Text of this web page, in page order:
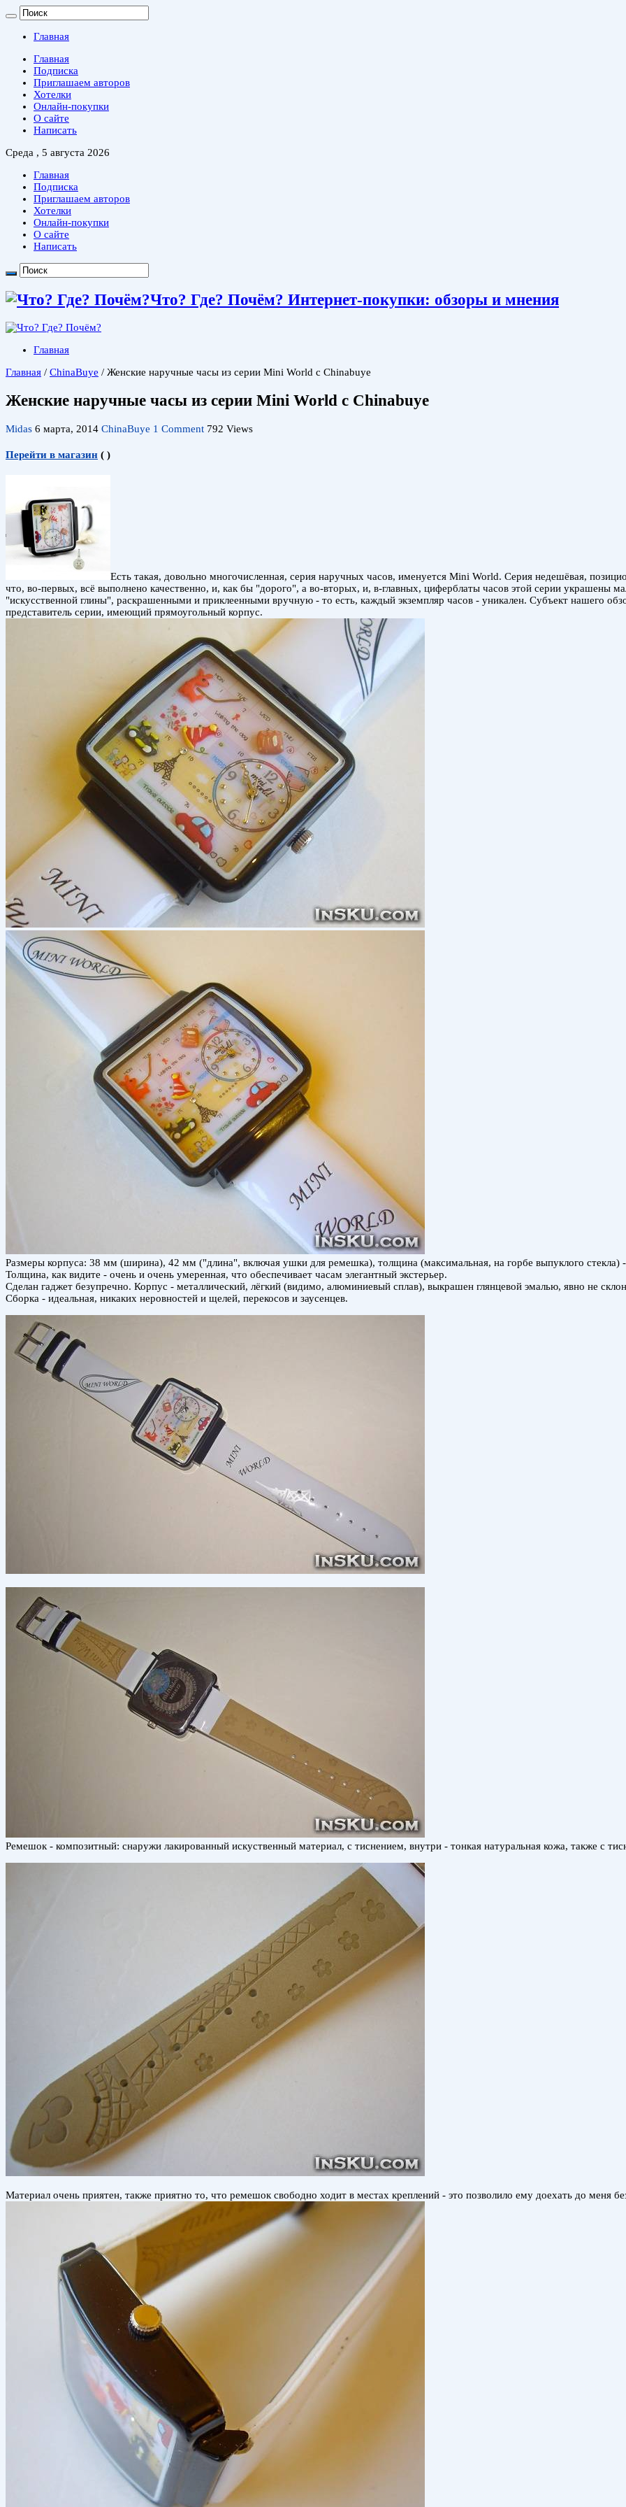
Главная
Главная
Подписка
Приглашаем авторов
Хотелки
Онлайн-покупки
О сайте
Написать
Среда , 5 августа 2026
Главная
Подписка
Приглашаем авторов
Хотелки
Онлайн-покупки
О сайте
Написать
Что? Где? Почём? Интернет-покупки: обзоры и мнения
Главная
Главная / ChinaBuye / Женские наручные часы из серии Mini World c Chinabuye
Женские наручные часы из серии Mini World c Chinabuye
Midas 6 марта, 2014 ChinaBuye 1 Comment 792 Views
Перейти в магазин ( )
Есть такая, довольно многочисленная, серия наручных часов, именуется Mini World. Серия недешёвая,
что, во-первых, всё выполнено качественно, и, как бы "дорого", а во-вторых, и, в-главных, циферблаты часов этой серии украшены
"искусственной глины", раскрашенными и приклеенными вручную - то есть, каждый экземпляр часов - уникален. Субъект нашего
представитель серии, имеющий прямоугольный корпус.
Размеры корпуса: 38 мм (ширина), 42 мм ("длина", включая ушки для ремешка), толщина (максимальная, на горбе выпуклого стекла)
Толщина, как видите - очень и очень умеренная, что обеспечивает часам элегантный экстерьер.
Сделан гаджет безупречно. Корпус - металлический, лёгкий (видимо, алюминиевый сплав), выкрашен глянцевой эмалью, явно не
Сборка - идеальная, никаких неровностей и щелей, перекосов и заусенцев.
Ремешок - композитный: снаружи лакированный искуственный материал, с тиснением, внутри - тонкая натуральная кожа, также с
Материал очень приятен, также приятно то, что ремешок свободно ходит в местах креплений - это позволило ему доехать до меня